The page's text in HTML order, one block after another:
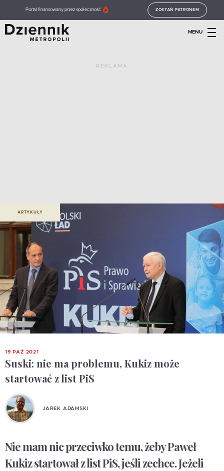
Portal finansowany przez społeczność ZOSTAŃ PATRONEM
MENU
REKLAMA
ARTYKUŁY
19 PAŹ 2021
Suski: nie ma problemu, Kukiz może
startować z list PiS
JAREK ADAMSKI
Nie mam nic przeciwko temu, żeby Paweł
Kukiz startował z list PiS, jeśli zechce. Jeżeli